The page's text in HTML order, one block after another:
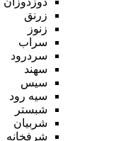
زرنق
زنوز
سراب
سردرود
سهند
سیس
سیه رود
شبستر
شربیان
شرفخانه